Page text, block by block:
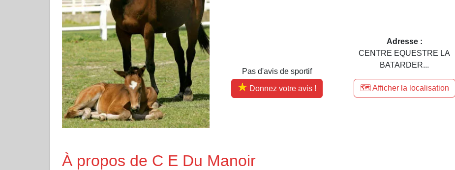
Pas d'avis de sportif
Donnez votre avis !
Adresse :
CENTRE EQUESTRE LA
BATARDER...
🗺️ Afficher la localisation
À propos de C E Du Manoir